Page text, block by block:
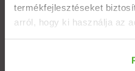
termékfejlesztéseket
arról, hogy ki használja az
Információgyűjtés az
Települések